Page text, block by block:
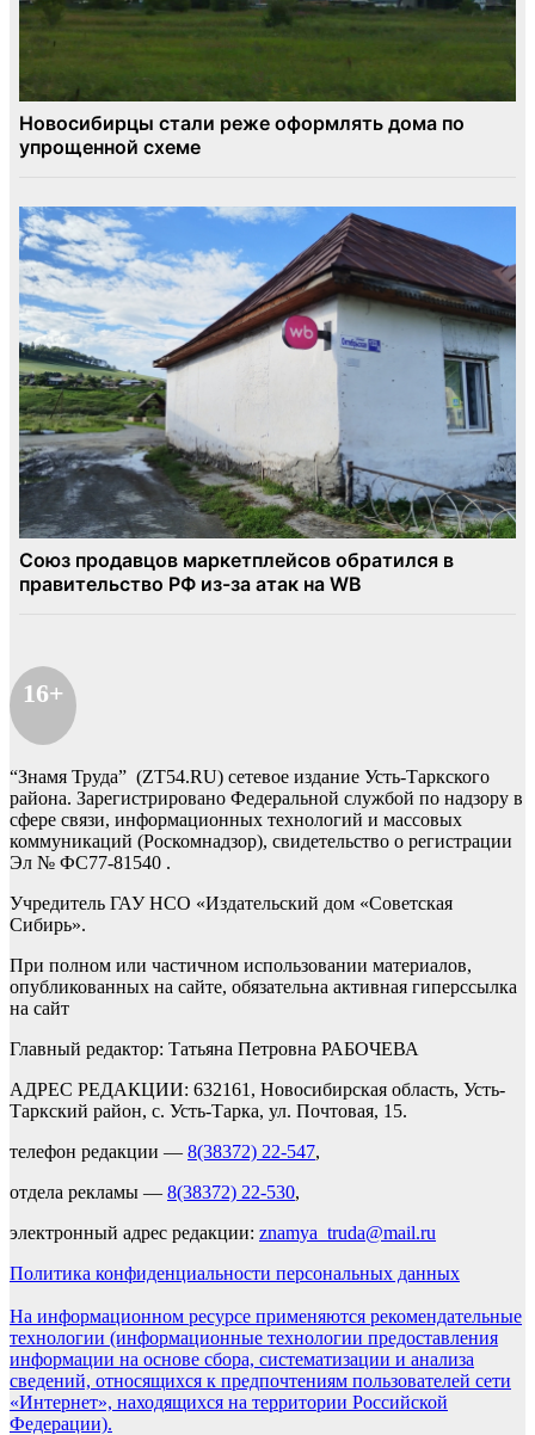
16+
“Знамя Труда” (ZT54.RU) сетевое издание Усть-Таркского
района. Зарегистрировано Федеральной службой по надзору в
сфере связи, информационных технологий и массовых
коммуникаций (Роскомнадзор), свидетельство о регистрации
Эл № ФС77-81540 .
Учредитель ГАУ НСО «Издательский дом «Советская
Сибирь».
При полном или частичном использовании материалов,
опубликованных на сайте, обязательна активная гиперссылка
на сайт
Главный редактор: Татьяна Петровна РАБОЧЕВА
АДРЕС РЕДАКЦИИ: 632161, Новосибирская область, Усть-
Таркский район, с. Усть-Тарка, ул. Почтовая, 15.
телефон редакции — 8(38372) 22-547,
отдела рекламы — 8(38372) 22-530,
электронный адрес редакции: znamya_truda@mail.ru
Политика конфиденциальности персональных данных
На информационном ресурсе применяются рекомендательные
технологии (информационные технологии предоставления
информации на основе сбора, систематизации и анализа
сведений, относящихся к предпочтениям пользователей сети
«Интернет», находящихся на территории Российской
Федерации).